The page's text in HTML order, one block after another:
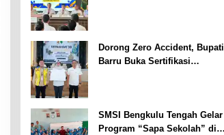
Dorong Zero Accident, Bupati
Barru Buka Sertifikasi
SMSI Bengkulu Tengah Gelar
Program “Sapa Sekolah” di